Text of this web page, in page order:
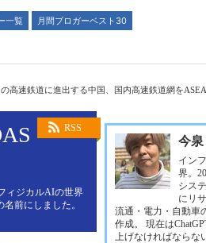
一覧
月間ブロガーベスト30
高速鉄道に進出する中国、国内高速鉄道網を
RSS
ィジカルAIの世界
前にしました。
今泉
イン
界。
シス
にリ
流通・電力・自動車
作成。 現在は
上げなければならな